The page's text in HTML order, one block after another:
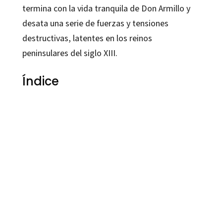
termina con la vida tranquila de Don Armillo y
desata una serie de fuerzas y tensiones
destructivas, latentes en los reinos
peninsulares del siglo XIII.
Índice